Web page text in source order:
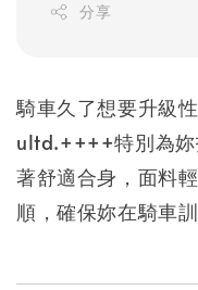
分享
騎車久了想要升級
ultd.++++特別為妳
著舒適合身，面料
順，確保妳在騎車